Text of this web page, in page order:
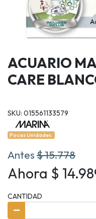
ACUARIO
CARE
SKU: 015561133579
Pocas Unidades.
Antes$ 15.778
Ahora $
CANTIDAD